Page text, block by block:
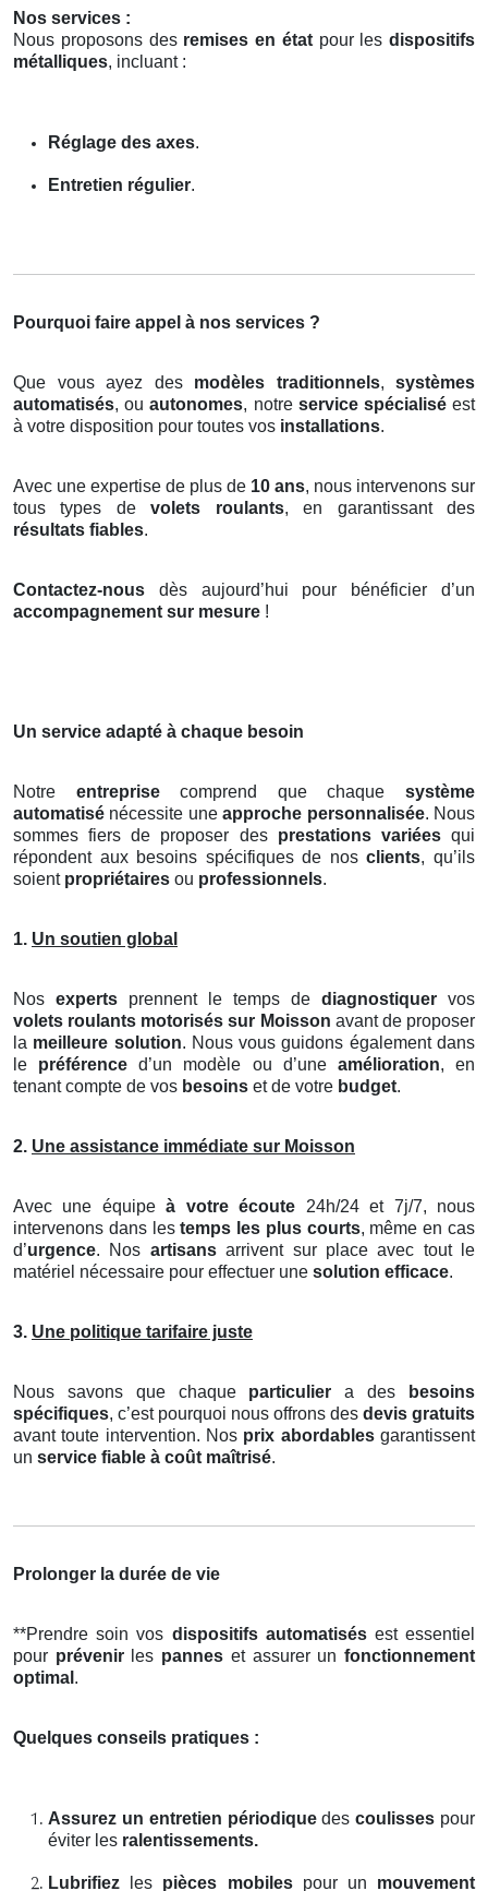
Nos services :
Nous proposons des remises en étatpour les dispositifs
métalliques, incluant :
Réglage des axes.
Entretien régulier.
Pourquoi faire appel à nos services ?
Que vous ayez des modèles traditionnels, systèmes
automatisés, ouautonomes, notre service spécialiséest
à votre disposition pour toutes vos installations.
Avec une expertise de plus de 10 ans, nous intervenons sur
tous types devolets roulants, en garantissant des
résultats fiables.
Contactez-nous dès aujourd’hui pour bénéficier d’un
accompagnement sur mesure !
Un service adapté à chaque besoin
Notre entreprisecomprend que chaquesystème
automatisé nécessite uneapproche personnalisée. Nous
sommes fiers de proposer des prestations variéesqui
répondent aux besoins spécifiques de nosclients, qu’ils
soient propriétaires ou professionnels.
1. Un soutien global
Nos experts prennent le temps de diagnostiquer vos
volets roulants motorisés sur Moisson avant de proposer
la meilleure solution. Nous vous guidons également dans
le préférence d’un modèle ou d’une amélioration, en
tenant compte de vos besoins et de votre budget.
2. Une assistance immédiate sur Moisson
Avec une équipeà votre écoute 24h/24 et 7j/7, nous
intervenons dans lestemps les plus courts, même en cas
d’urgence. Nos artisansarrivent sur place avec tout le
matériel nécessaire pour effectuer une solution efficace.
3. Une politique tarifaire juste
Nous savons que chaque particulier a des
besoins
spécifiques, c’est pourquoi nous offrons des devis gratuits
avant toute intervention. Nos prix abordablesgarantissent
un service fiable à coût maîtrisé.
Prolonger la durée de vie
**Prendre soin vos dispositifs automatisésest essentiel
pour prévenirles pannes et assurer unfonctionnement
optimal .
Quelques conseils pratiques :
Assurez un entretien périodiquedescoulisses pour
éviter les ralentissements.
Lubrifiez les pièces mobilespour un mouvement